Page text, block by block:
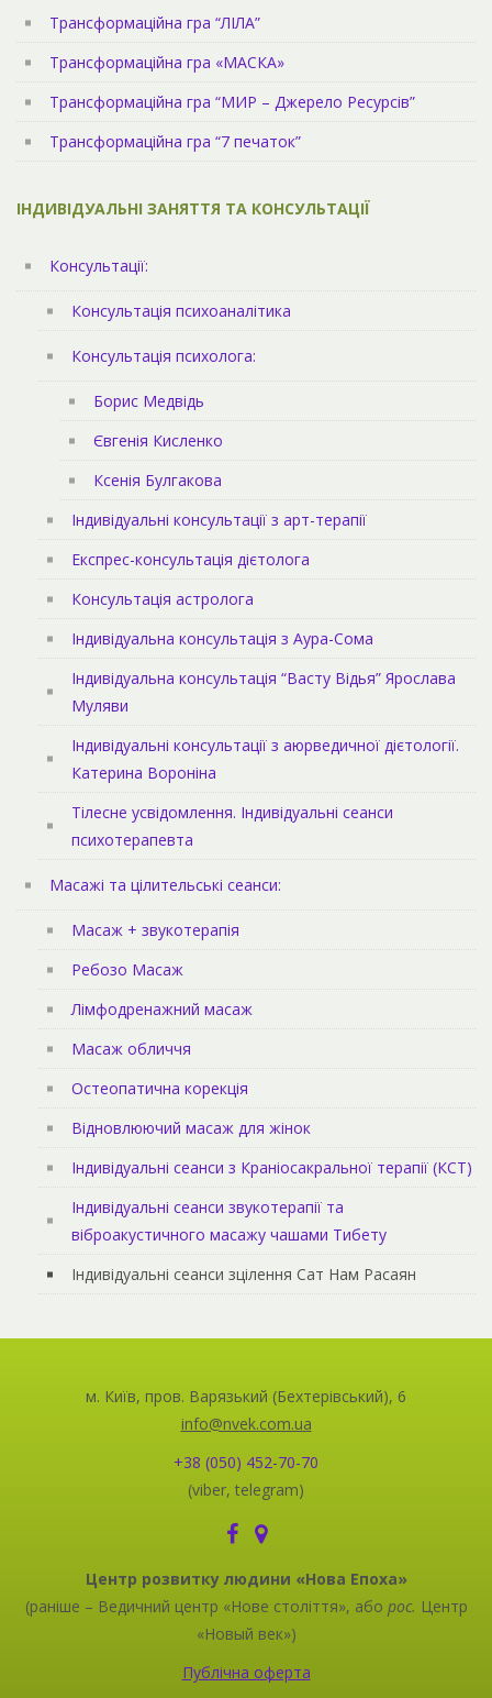
Трансформаційна гра “ЛІЛА”
Трансформаційна гра «МАСКА»
Трансформаційна гра “МИР – Джерело Ресурсів”
Трансформаційна гра “7 печаток”
ІНДИВІДУАЛЬНІ ЗАНЯТТЯ ТА КОНСУЛЬТАЦІЇ
Консультації:
Консультація психоаналітика
Консультація психолога:
Борис Медвідь
Євгенія Кисленко
Ксенія Булгакова
Індивідуальні консультації з арт-терапії
Експрес-консультація дієтолога
Консультація астролога
Індивідуальна консультація з Аура-Сома
Індивідуальна консультація “Васту Відья” Ярослава
Муляви
Індивідуальні консультації з аюрведичної дієтології.
Катерина Вороніна
Тілесне усвідомлення. Індивідуальні сеанси
психотерапевта
Масажі та цілительські сеанси:
Масаж + звукотерапія
Ребозо Масаж
Лімфодренажний масаж
Масаж обличчя
Остеопатична корекція
Відновлюючий масаж для жінок
Індивідуальні сеанси з Краніосакральної терапії (КСТ)
Індивідуальні сеанси звукотерапії та
віброакустичного масажу чашами Тибету
Індивідуальні сеанси зцілення Сат Нам Расаян
м. Київ, пров. Варязький (Бехтерівський), 6
info@nvek.com.ua
+38 (050) 452-70-70
(viber, telegram)
Центр розвитку людини «Нова Епоха»
(раніше – Ведичний центр «Нове століття», або рос. Центр
«Новый век»)
Публічна оферта